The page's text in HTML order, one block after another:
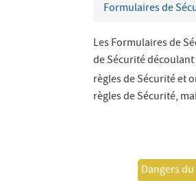
Formulaires de
Les Formulaires de
de Sécurité
règles de Sécurité et
règles de Sécurité,
Dangers